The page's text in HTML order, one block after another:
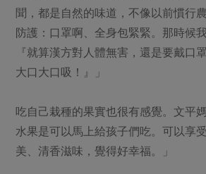
聞，都是自然的味道，不像以前慣行
防護：口罩啊、全身包緊緊。那時候
『就算漢方對人體無害，還是要戴口
大口大口吸！』」
吃自己栽種的果實也很有感覺。文平
水果是可以馬上給孩子們吃。可以享
美、清香滋味，覺得好幸福。」